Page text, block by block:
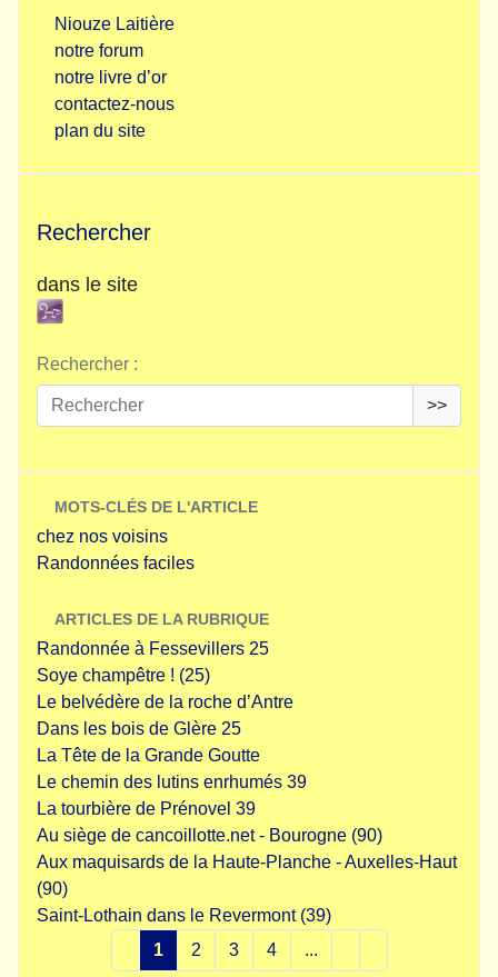
Niouze Laitière
notre forum
notre livre d’or
contactez-nous
plan du site
Rechercher
dans le site
Rechercher :
>>
MOTS-CLÉS DE L'ARTICLE
chez nos voisins
Randonnées faciles
ARTICLES DE LA RUBRIQUE
Randonnée à Fessevillers 25
Soye champêtre ! (25)
Le belvédère de la roche d’Antre
Dans les bois de Glère 25
La Tête de la Grande Goutte
Le chemin des lutins enrhumés 39
La tourbière de Prénovel 39
Au siège de cancoillotte.net - Bourogne (90)
Aux maquisards de la Haute-Planche - Auxelles-Haut
(90)
Saint-Lothain dans le Revermont (39)
1
2 3 4 ...